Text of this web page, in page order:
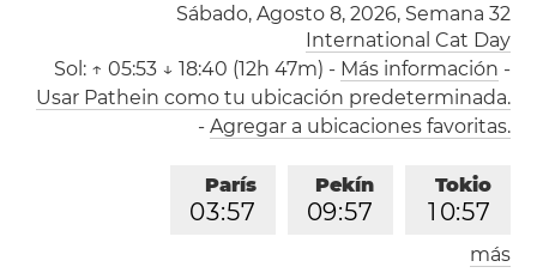
Sábado, Agosto 8, 2026, Semana 32
International Cat Day
Sol: ↑ 05:53 ↓ 18:40 (12h 47m) - Más información -
Usar Pathein como tu ubicación predeterminada.
- Agregar a ubicaciones favoritas.
Tokio
1 0:57
Pekín
09:57
París
03:57
Londres
más